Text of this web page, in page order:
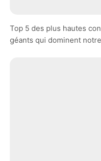
Top 5 des plus hautes
géants qui dominent